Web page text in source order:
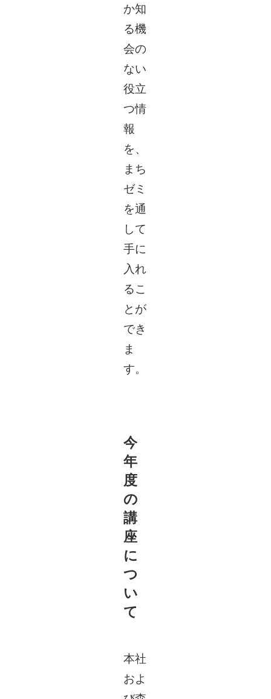
か知
る機
会の
ない
役立
つ情
報
を、
まち
ゼミ
を通
して
手に
入れ
るこ
とが
でき
ま
す。
今
年
度
の
講
座
に
つ
い
て
本社
およ